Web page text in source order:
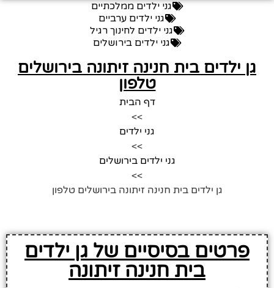
גני ילדים ממלכתיים
גני ילדים ערביים
גני ילדים לחינוך רגיל
גני ילדים בירושלים
גן ילדים בית חנינה זיתונה בירושלים
טלפון
דף הבית
>>
גני ילדים
>>
גני ילדים בירושלים
>>
גן ילדים בית חנינה זיתונה בירושלים טלפון
פרטים בסיסיים של גן ילדים
בית חנינה זיתונה